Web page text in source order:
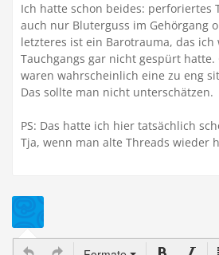
Ich hatte schon beides: perforiertes
auch nur Bluterguss im Gehörgang
letzteres ist ein Barotrauma, das ich
Tauchgangs gar nicht gespürt
waren wahrscheinlich eine zu eng
Das sollte man nicht unterschätzen.
PS: Das hatte ich hier tatsächlich
Tja, wenn man alte Threads wieder